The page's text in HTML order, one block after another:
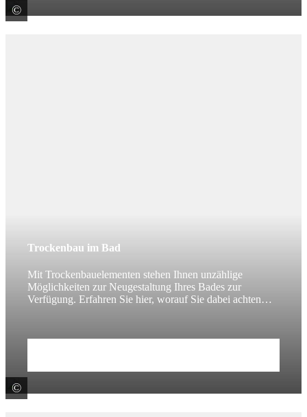
©
©
Trockenbau im Bad
Mit Trockenbauelementen stehen Ihnen unzählige
Möglichkeiten zur Neugestaltung Ihres Bades zur
Verfügung. Erfahren Sie hier, worauf Sie dabei achten